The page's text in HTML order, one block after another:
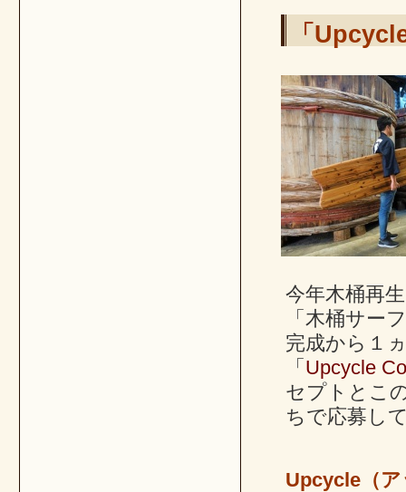
「
今年木桶再
「木桶サー
完成から１
「 Upcycle
セプトとこ
ちで応募し
Upcycle（